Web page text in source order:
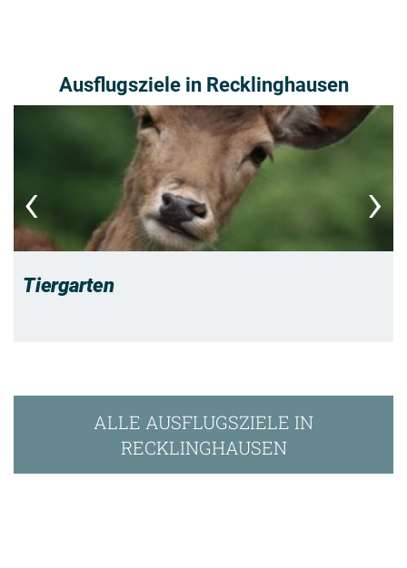
Ausflugsziele in Recklinghausen
Tiergarten
‹ ›
ALLE AUSFLUGSZIELE IN
RECKLINGHAUSEN